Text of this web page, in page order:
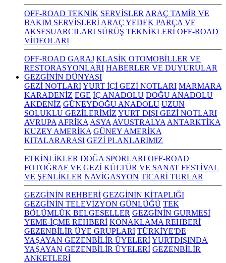
OFF-ROAD TEKNİK SERVİSLER ARAÇ TAMİR VE
BAKIM SERVİSLERİ ARAÇ YEDEK PARÇA VE
AKSESUARCILARI SÜRÜŞ TEKNİKLERİ OFF-ROAD
VİDEOLARI
OFF-ROAD GARAJ KLASİK OTOMOBİLLER VE
RESTORASYONLARI HABERLER VE DUYURULAR
GEZGİNİN DÜNYASI
GEZİ NOTLARIYURT İÇİ GEZİ NOTLARI MARMARA
KARADENİZ EGE İÇ ANADOLU DOĞU ANADOLU
AKDENİZ GÜNEYDOĞU ANADOLU UZUN
SOLUKLU GEZİLERİMİZ YURT DIŞI GEZİ NOTLARI
AVRUPA AFRİKA ASYA AVUSTRALYA ANTARKTİKA
KUZEY AMERİKA GÜNEY AMERİKA
KITALARARASI GEZİ PLANLARIMIZ
ETKİNLİKLER DOĞA SPORLARI OFF-ROAD
FOTOĞRAF VE GEZİ KÜLTÜR VE SANAT FESTİVAL
VE ŞENLİKLER NAVİGASYON TİCARİ TURLAR
GEZGİNİN REHBERİ GEZGİNİN KİTAPLIĞI
GEZGİNİN TELEVİZYON GÜNLÜĞÜ TEK
BÖLÜMLÜK BELGESELLER GEZGİNİN GURMESİ
YEME-İÇME REHBERİ KONAKLAMA REHBERİ
GEZENBİLİR ÜYE GRUPLARI TÜRKİYE'DE
YAŞAYAN GEZENBİLİR ÜYELERİYURTDIŞINDA
YAŞAYAN GEZENBİLİR ÜYELERİ GEZENBİLİR
ANKETLERİ